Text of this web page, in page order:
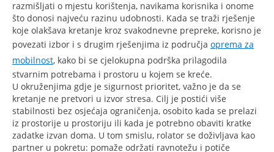
razmišljati o mjestu korištenja, navikama korisnika i onome
što donosi najveću razinu udobnosti. Kada se traži rješenje
koje olakšava kretanje kroz svakodnevne prepreke, korisno je
povezati izbor i s drugim rješenjima iz područja oprema za
mobilnost, kako bi se cjelokupna podrška prilagodila
stvarnim potrebama i prostoru u kojem se kreće.
U okruženjima gdje je sigurnost prioritet, važno je da se
kretanje ne pretvori u izvor stresa. Cilj je postići više
stabilnosti bez osjećaja ograničenja, osobito kada se prelazi
iz prostorije u prostoriju ili kada je potrebno obaviti kratke
zadatke izvan doma. U tom smislu, rolator se doživljava kao
partner u pokretu: pomaže održati ravnotežu i potiče